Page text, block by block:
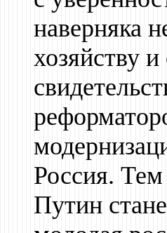
наверняка
хозяйству
Россия. Тем
Путин